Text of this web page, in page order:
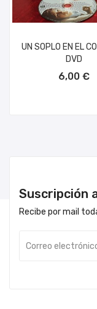
UN SOPLO EN EL
DVD
6,00 €
Suscripción
Recibe por mail